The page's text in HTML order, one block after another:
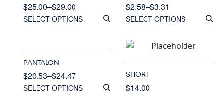
$25.00–$29.00
SELECT OPTIONS
$2.58–$3.31
SELECT OPTIONS
PANTALON
$20.53–$24.47
SELECT OPTIONS
SHORT
$14.00